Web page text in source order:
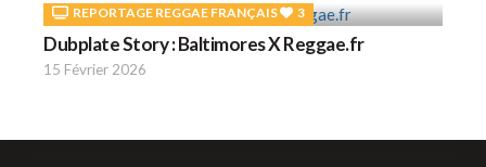
REPORTAGE REGGAE FRANÇAIS 3
Dubplate Story : Baltimores X Reggae.fr
15 Février 2026